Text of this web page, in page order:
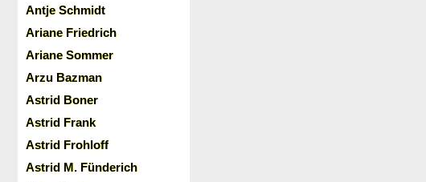
Antje Schmidt
Ariane Friedrich
Ariane Sommer
Arzu Bazman
Astrid Boner
Astrid Frank
Astrid Frohloff
Astrid M. Fünderich